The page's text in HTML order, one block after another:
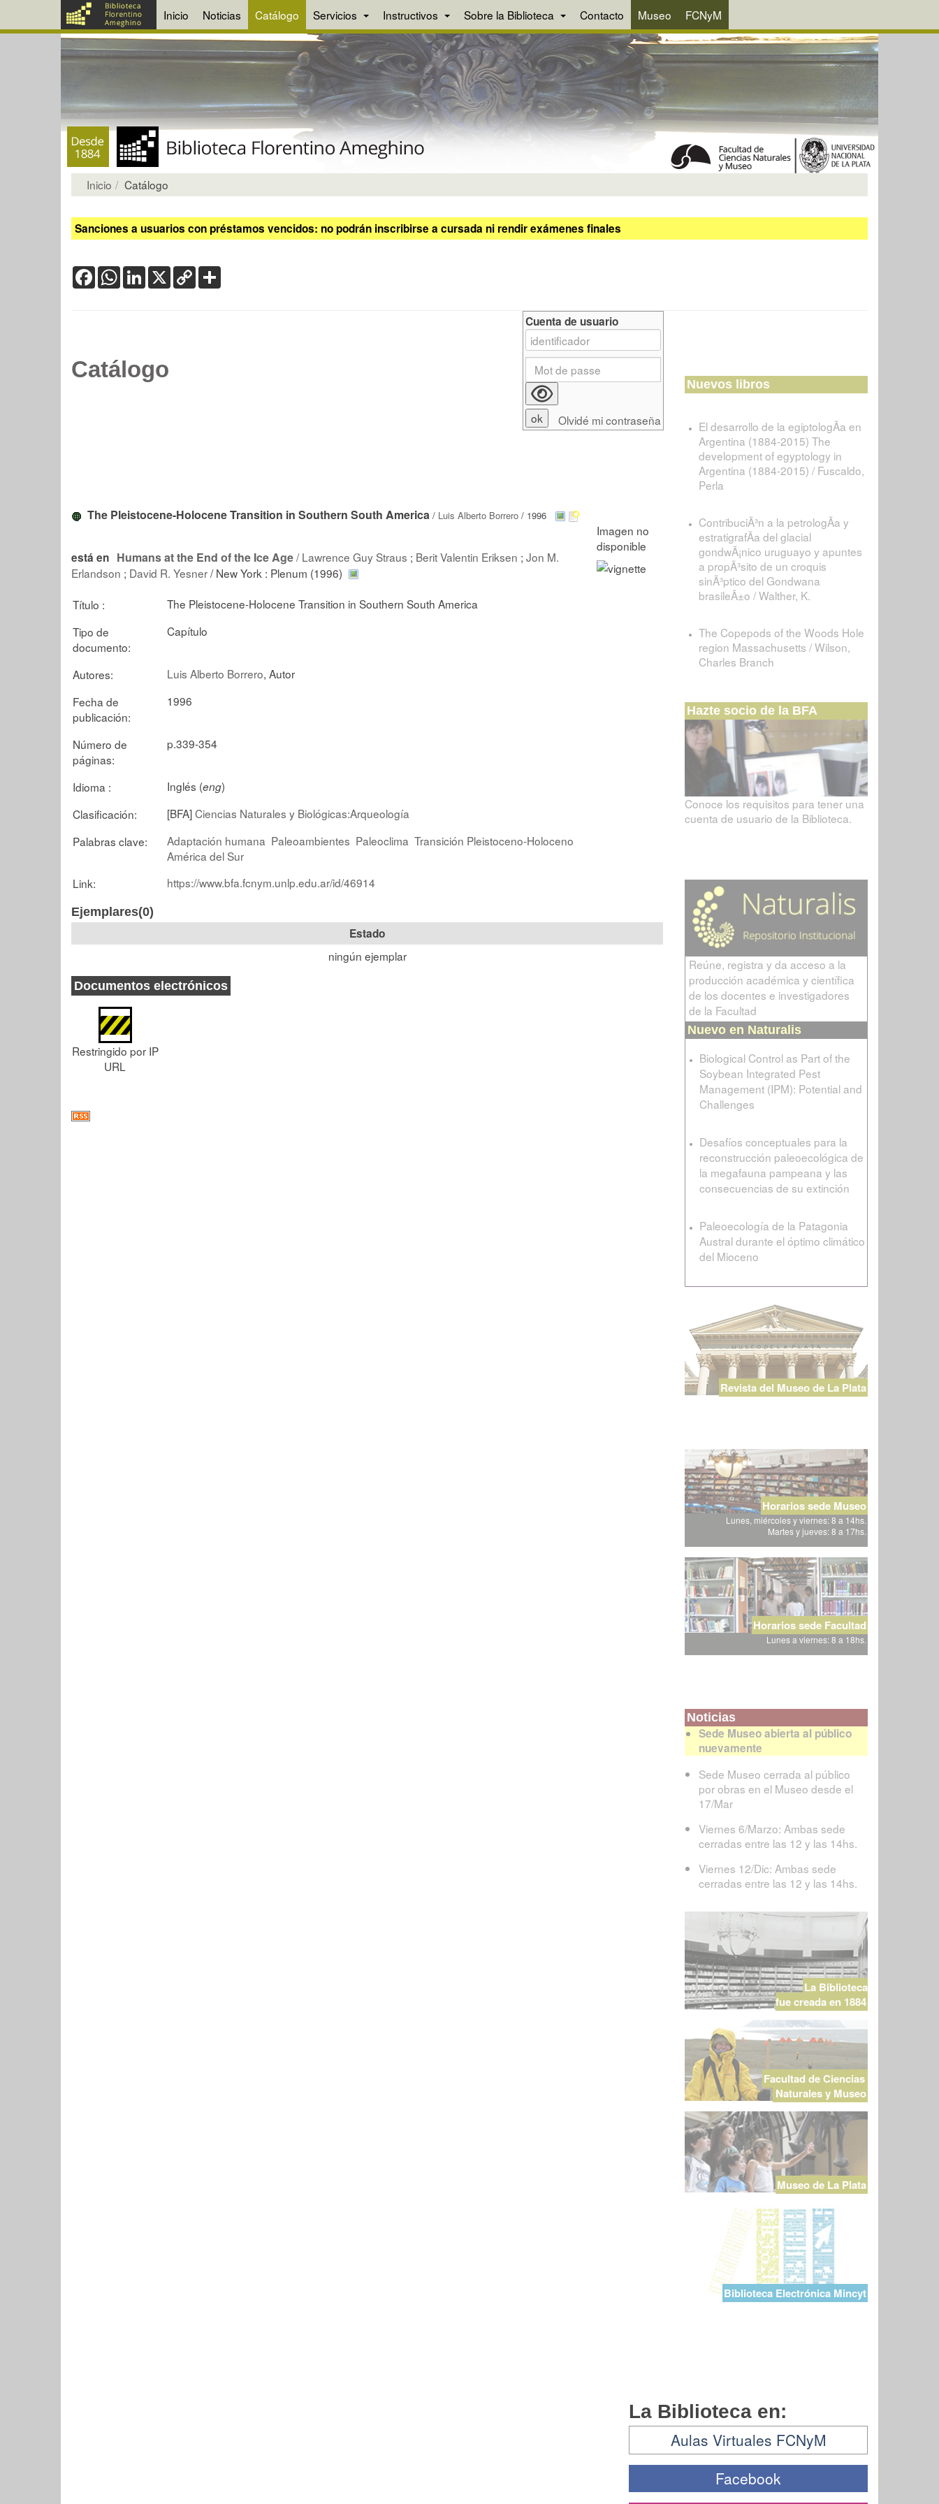
Inicio Noticias Catálogo Servicios Instructivos Sobre la Biblioteca Contacto Museo FCNyM
Inicio Catálogo
Sanciones a usuarios con préstamos vencidos: no podrán inscribirse a cursada ni rendir exámenes finales
FacebookWhatsApp
LinkedIn
X Copy
Link
Catálogo
The Pleistocene-Holocene Transition in Southern South America / Luis Alberto Borrero / 1996
está en Humans at the End of the Ice Age/Lawrence Guy Straus ; Berit Valentin Eriksen ; Jon M.
Erlandson ; David R. Yesner/ New York : Plenum (1996)
Título :
The Pleistocene-Holocene Transition in Southern South America
Tipo de
documento:
Capítulo
Autores: Luis Alberto Borrero, Autor
Fecha de
publicación:
1996
Número de
páginas:
p.339-354
Idioma : Inglés (eng)
Clasificación:
[BFA]Ciencias Naturales y Biológicas:Arqueología
Palabras clave:
Adaptación humana Paleoambientes Paleoclima Transición Pleistoceno-Holoceno
América del Sur
Link:
https://www.bfa.fcnym.unlp.edu.ar/id/46914
Ejemplares(0)
Estado
ningún ejemplar
Documentos electrónicos
Restringido por IP
URL
Cuenta de usuario
Olvidé mi contraseña
Nuevos libros
El desarrollo de la egiptologÃ­a en
Argentina (1884-2015) The
development of egyptology in
Argentina (1884-2015) / Fuscaldo,
Perla
ContribuciÃ³n a la petrologÃ­a y
estratigrafÃ­a del glacial
gondwÃ¡nico uruguayo y apuntes
a propÃ³sito de un croquis
sinÃ³ptico del Gondwana
brasileÃ±o / Walther, K.
The Copepods of the Woods Hole
region Massachusetts / Wilson,
Charles Branch
Hazte socio de la BFA
Conoce los requisitos para tener una
cuenta de usuario de la Biblioteca.
Reúne, registra y da acceso a la
producción académica y científica
de los docentes e investigadores
de la Facultad
Nuevo en Naturalis
Biological Control as Part of the
Soybean Integrated Pest
Management (IPM): Potential and
Challenges
Desafíos conceptuales para la
reconstrucción paleoecológica de
la megafauna pampeana y las
consecuencias de su extinción
Paleoecología de la Patagonia
Austral durante el óptimo climático
del Mioceno
Revista del Museo de La Plata
Horarios sede Museo
Lunes, miércoles y viernes: 8 a 14hs.
Martes y jueves: 8 a 17hs.
Horarios sede Facultad
Lunes a viernes: 8 a 18hs.
Noticias
Sede Museo abierta al público
nuevamente
Sede Museo cerrada al público
por obras en el Museo desde el
17/Mar
Viernes 6/Marzo: Ambas sede
cerradas entre las 12 y las 14hs.
Viernes 12/Dic: Ambas sede
cerradas entre las 12 y las 14hs.
La Biblioteca
fue creada en 1884
Facultad de Ciencias
Naturales y Museo
Museo de La Plata
Biblioteca Electrónica Mincyt
La Biblioteca en:
Aulas Virtuales FCNyM
Facebook